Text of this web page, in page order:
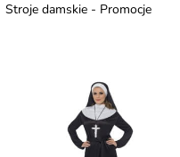
Stroje damskie - Promocje